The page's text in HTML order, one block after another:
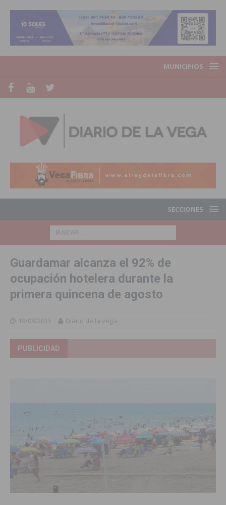
MUNICIPIOS
SECCIONES
Guardamar alcanza el 92% de
ocupación hotelera durante la
primera quincena de agosto
19/08/2015 Diario de la vega
PUBLICIDAD